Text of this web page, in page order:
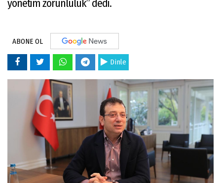
yönetim zorunluluk” dedi.
ABONE OL
Dinle